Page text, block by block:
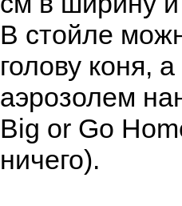
В стойле
голову коня,
аэрозолем
Big or Go
ничего).